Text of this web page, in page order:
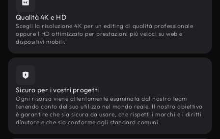
Qualità 4K e HD
Scegli la risoluzione 4K per un editing di qualità professionale
oppure l'HD ottimizzato per prestazioni più veloci su web e
dispositivi mobili.
Sicuro per i vostri progetti
Ogni risorsa viene attentamente esaminata dal nostro team
tenendo conto del suo utilizzo nel mondo reale. Il nostro obiettivo
è garantire che sia sicura da usare, che rispetti i marchi e i diritti
d'autore e che sia conforme agli standard comuni.